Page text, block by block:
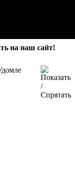
на наш сайт!